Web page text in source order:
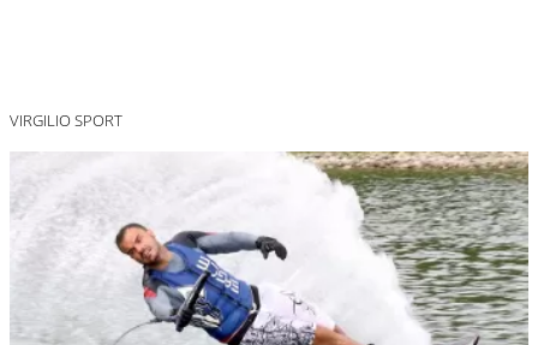
VIRGILIO SPORT